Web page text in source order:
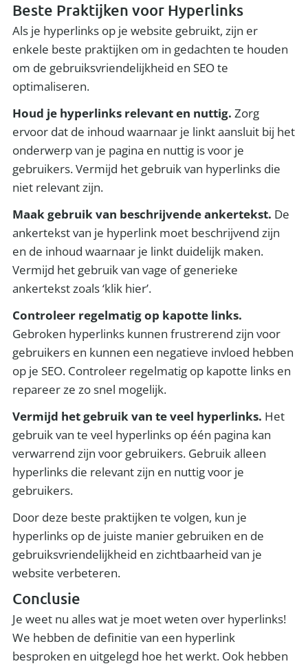
Beste Praktijken voor Hyperlinks
Als je hyperlinks op je website gebruikt, zijn er
enkele beste praktijken om in gedachten te houden
om de gebruiksvriendelijkheid en SEO te
optimaliseren.
Houd je hyperlinks relevant en nuttig. Zorg
ervoor dat de inhoud waarnaar je linkt aansluit bij het
onderwerp van je pagina en nuttig is voor je
gebruikers. Vermijd het gebruik van hyperlinks die
niet relevant zijn.
Maak gebruik van beschrijvende ankertekst. De
ankertekst van je hyperlink moet beschrijvend zijn
en de inhoud waarnaar je linkt duidelijk maken.
Vermijd het gebruik van vage of generieke
ankertekst zoals ‘klik hier’.
Controleer regelmatig op kapotte links.
Gebroken hyperlinks kunnen frustrerend zijn voor
gebruikers en kunnen een negatieve invloed hebben
op je SEO. Controleer regelmatig op kapotte links en
repareer ze zo snel mogelijk.
Vermijd het gebruik van te veel hyperlinks. Het
gebruik van te veel hyperlinks op één pagina kan
verwarrend zijn voor gebruikers. Gebruik alleen
hyperlinks die relevant zijn en nuttig voor je
gebruikers.
Door deze beste praktijken te volgen, kun je
hyperlinks op de juiste manier gebruiken en de
gebruiksvriendelijkheid en zichtbaarheid van je
website verbeteren.
Conclusie
Je weet nu alles wat je moet weten over hyperlinks!
We hebben de definitie van een hyperlink
besproken en uitgelegd hoe het werkt. Ook hebben